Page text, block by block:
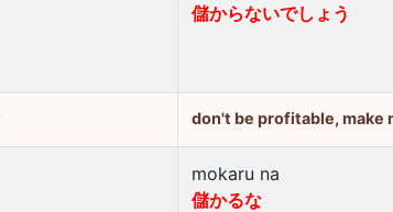
儲からないでしょう
don't be profitable, make
mokaru na
儲かるな